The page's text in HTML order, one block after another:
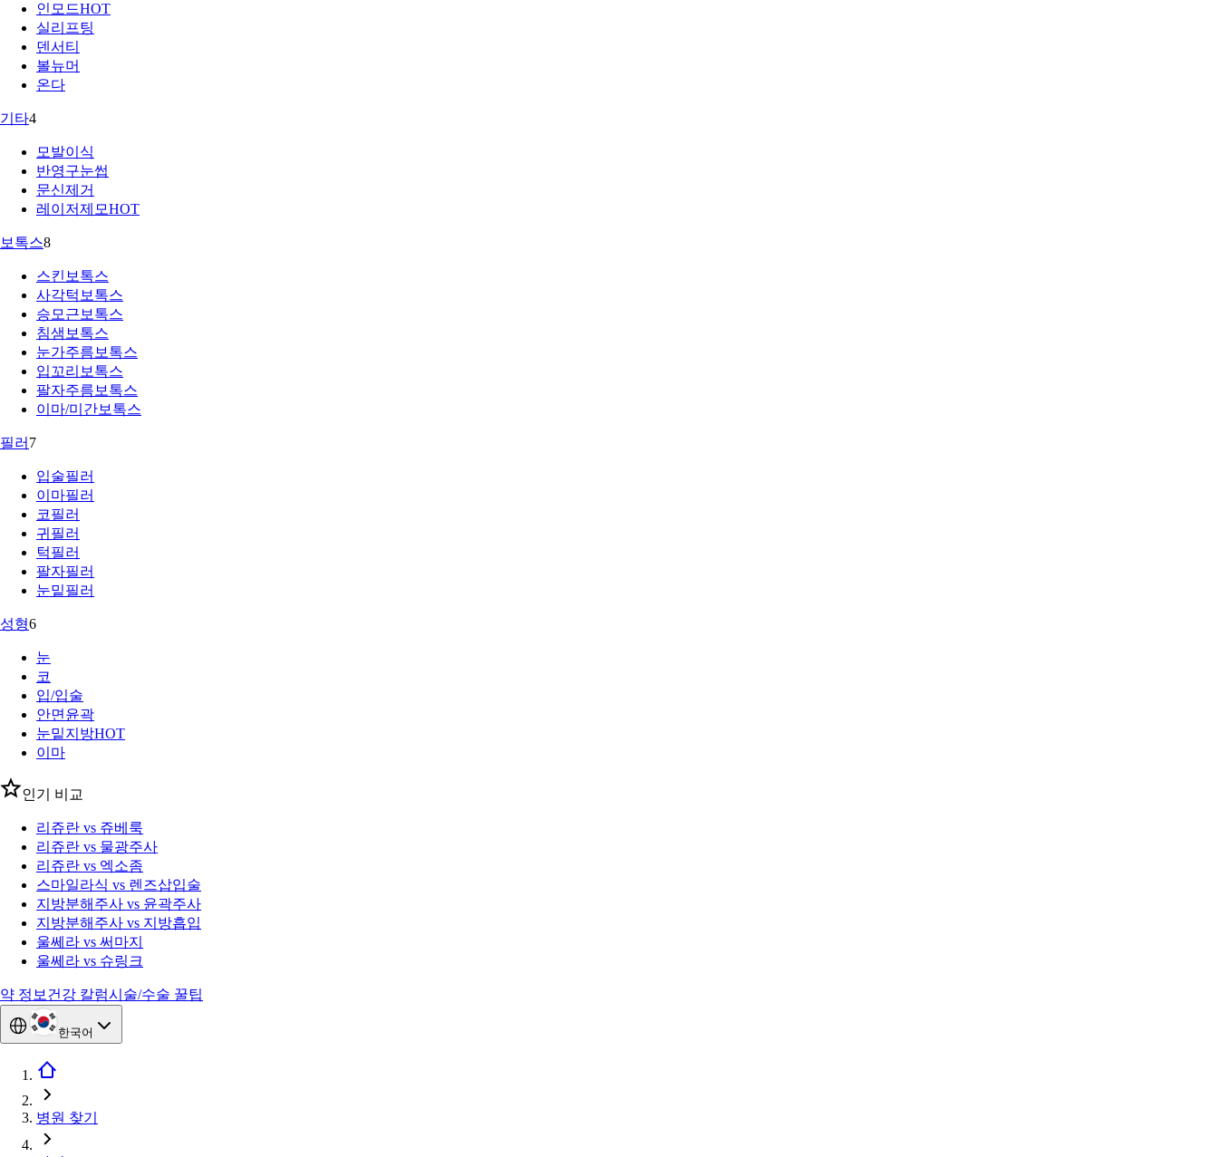
인모드HOT
실리프팅
덴서티
볼뉴머
온다
기타4
모발이식
반영구눈썹
문신제거
레이저제모HOT
보톡스8
스킨보톡스
사각턱보톡스
승모근보톡스
침샘보톡스
눈가주름보톡스
입꼬리보톡스
팔자주름보톡스
이마/미간보톡스
필러 7
입술필러
이마필러
코필러
귀필러
턱필러
팔자필러
눈밑필러
성형6
눈
코
입/입술
안면윤곽
눈밑지방HOT
이마
인기 비교
리쥬란 vs 쥬베룩
리쥬란 vs 물광주사
리쥬란 vs 엑소좀
스마일라식 vs 렌즈삽입술
지방분해주사 vs 윤곽주사
지방분해주사 vs 지방흡입
울쎄라 vs 써마지
울쎄라 vs 슈링크
약 정보 건강 칼럼시술/수술 꿀팁
한국어
병원 찾기